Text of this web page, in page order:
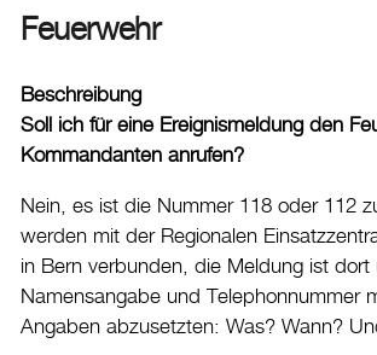
Ausländerinnen und Ausländer
Bildung
Sport
Freizeit
Gesundheit, Alter und Soziales
Kinder, Jugendliche und Familie
Feuerwehr
Beschreibung
Soll ich für eine Ereignismeldung den
Kommandanten anrufen?
Nein, es ist die Nummer 118 oder 112
werden mit der Regionalen
in Bern verbunden, die Meldung ist dort
Namensangabe und Telephonnummer
Angaben abzusetzten: Was? Wann?